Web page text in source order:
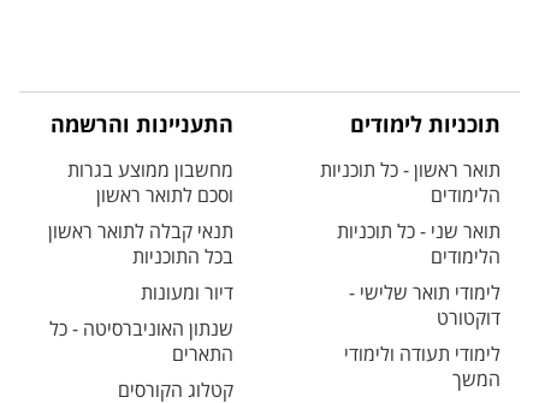
תוכניות לימודים
תואר ראשון - כל תוכניות
הלימודים
תואר שני - כל תוכניות
הלימודים
לימודי תואר שלישי -
דוקטורט
לימודי תעודה ולימודי
המשך
התעניינות והרשמה
מחשבון ממוצע בגרות
וסכם לתואר ראשון
תנאי קבלה לתואר ראשון
בכל התוכניות
דיור ומעונות
שנתון האוניברסיטה - כל
התארים
קטלוג הקורסים